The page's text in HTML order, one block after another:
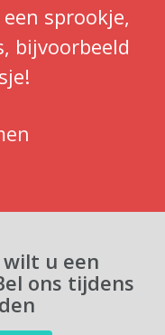
sprookje,
bijvoorbeeld
u een
ons tijdens